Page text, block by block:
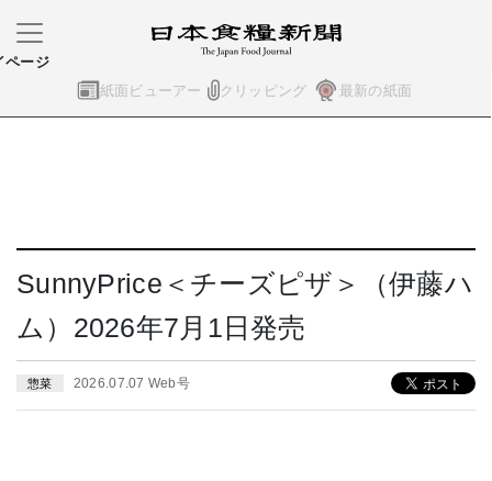
紙面ビューアー クリッピング 最新の紙面
ページ
SunnyPrice＜チーズピザ＞（伊藤ハ
ム）2026年7月1日発売
惣菜 2026.07.07 Web号